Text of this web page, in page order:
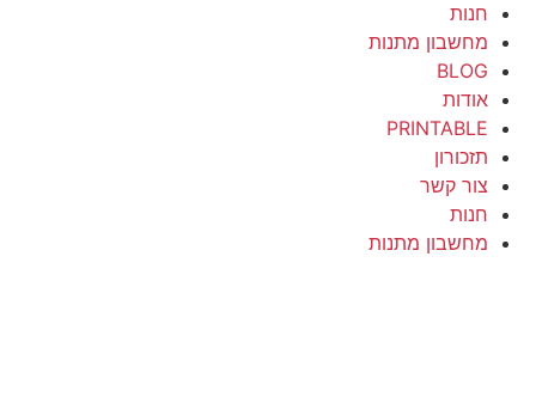
חנות
מחשבון מתנות
BLOG
אודות
PRINTABLE
תזכורון
צור קשר
חנות
מחשבון מתנות